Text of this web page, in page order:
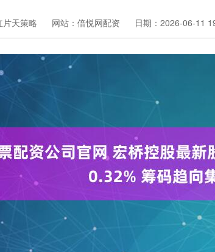
片天策略 网站：倍悦网配资 日期：2026-06-11